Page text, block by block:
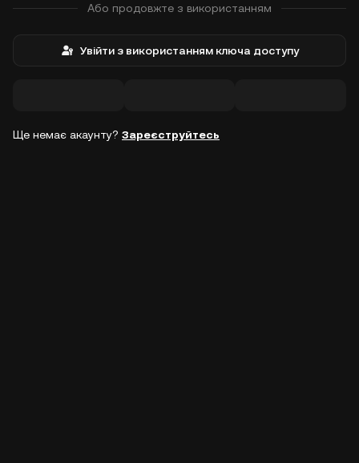
Або продовжте з використанням
Увійти з використанням ключа доступу
Ще немає акаунту? Зареєструйтесь